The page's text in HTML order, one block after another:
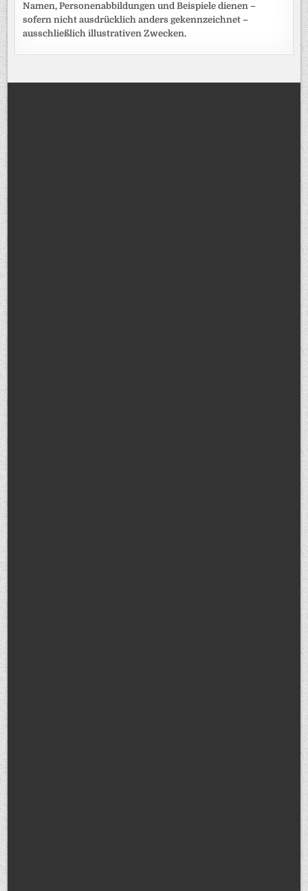
Namen, Personenabbildungen und Beispiele dienen –
sofern nicht ausdrücklich anders gekennzeichnet –
ausschließlich illustrativen Zwecken.